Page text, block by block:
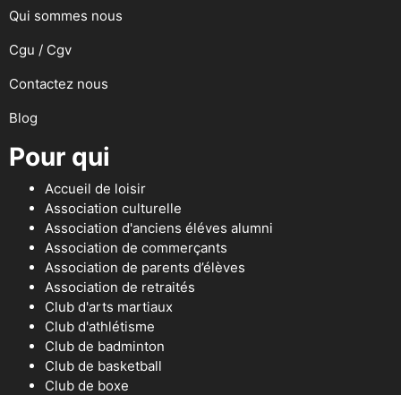
Qui sommes nous
Cgu / Cgv
Contactez nous
Blog
Pour qui
Accueil de loisir
Association culturelle
Association d'anciens éléves alumni
Association de commerçants
Association de parents d’élèves
Association de retraités
Club d'arts martiaux
Club d'athlétisme
Club de badminton
Club de basketball
Club de boxe